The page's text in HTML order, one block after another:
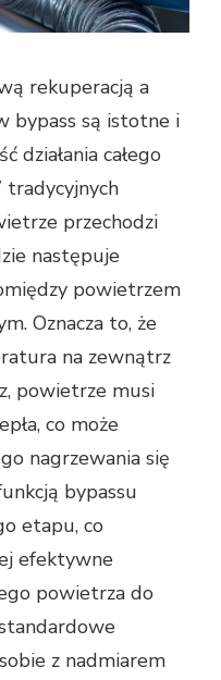
rekuperacją a
bypass są istotne i
działania całego
tradycyjnych
przechodzi
następuje
powietrzem
Oznacza to, że
na zewnątrz
powietrze musi
co może
nagrzewania się
bypassu
etapu, co
efektywne
powietrza do
z nadmiarem